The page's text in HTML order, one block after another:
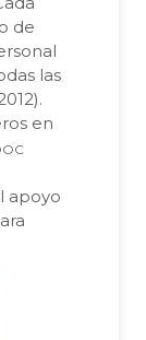
de
las
en
apoyo